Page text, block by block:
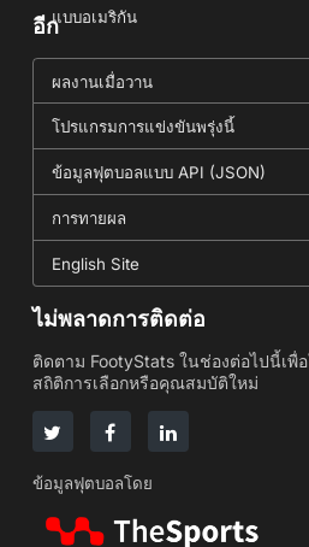
แบบอเมริกัน
อีก
ผลงานเมื่อวาน
โปรแกรมการแข่งขันพรุ่งนี้
ข้อมูลฟุตบอลแบบ API (JSON)
การทายผล
English Site
ไม่พลาดการติดต่อ
ติดตาม FootyStats ในช่องต่อไปนี้เ
สถิติการเลือกหรือคุณสมบัติใหม่
ข้อมูลฟุตบอลโดย